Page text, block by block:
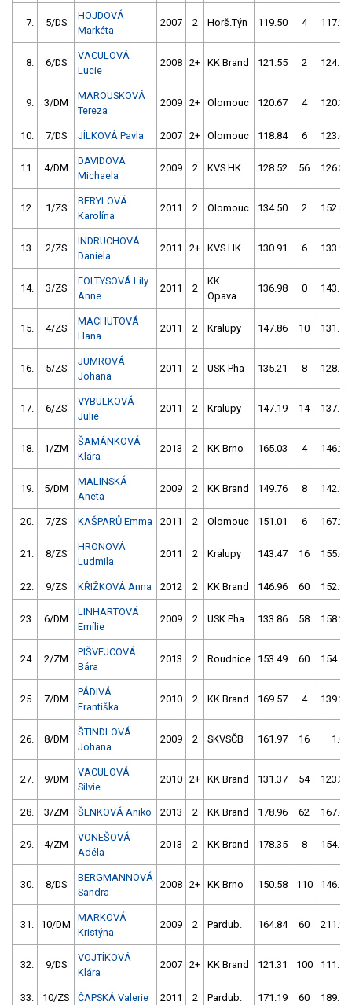
7. 5/DS
HOJDOVÁ
Markéta
2007 2 Horš.Týn 119.50 4 117.88
8. 6/DS
VACULOVÁ
Lucie
2008 2+ KK Brand 121.55 2 124.47
9. 3/DM
MAROUSKOVÁ
Tereza
2009 2+ Olomouc 120.67 4 120.30
10. 7/DS JÍLKOVÁ Pavla 2007 2+ Olomouc 118.84 6 123.68
11. 4/DM
DAVIDOVÁ
Michaela
2009 2 KVS HK 128.52 56 126.39
12. 1/ZS
BERYLOVÁ
Karolína
2011 2 Olomouc 134.50 2 152.84
13. 2/ZS
INDRUCHOVÁ
Daniela
2011 2+ KVS HK 130.91 6 133.98
14. 3/ZS
FOLTYSOVÁ Lily
Anne
2011 2
KK
Opava
136.98 0 143.52
15. 4/ZS
MACHUTOVÁ
Hana
2011 2 Kralupy 147.86 10 131.73
16. 5/ZS
JUMROVÁ
Johana
2011 2 USK Pha 135.21 8 128.16
17. 6/ZS
VYBULKOVÁ
Julie
2011 2 Kralupy 147.19 14 137.54
18. 1/ZM
ŠAMÁNKOVÁ
Klára
2013 2 KK Brno 165.03 4 146.26
19. 5/DM
MALINSKÁ
Aneta
2009 2 KK Brand 149.76 8 142.94
20. 7/ZS KAŠPARŮ Emma 2011 2 Olomouc 151.01 6 167.27
21. 8/ZS
HRONOVÁ
Ludmila
2011 2 Kralupy 143.47 16 155.67
22. 9/ZS KŘIŽKOVÁ Anna 2012 2 KK Brand 146.96 60 152.97
23. 6/DM
LINHARTOVÁ
Emílie
2009 2 USK Pha 133.86 58 158.26
24. 2/ZM
PIŠVEJCOVÁ
Bára
2013 2 Roudnice 153.49 60 154.54
25. 7/DM
PÁDIVÁ
Františka
2010 2 KK Brand 169.57 4 139.23
26. 8/DM
ŠTINDLOVÁ
Johana
2009 2 SKVSČB 161.97 16 1.00
27. 9/DM
VACULOVÁ
Silvie
2010 2+ KK Brand 131.37 54 123.38
28. 3/ZM ŠENKOVÁ Aniko 2013 2 KK Brand 178.96 62 167.62
29. 4/ZM
VONEŠOVÁ
Adéla
2013 2 KK Brand 178.35 8 154.11
30. 8/DS
BERGMANNOVÁ
Sandra
2008 2+ KK Brno 150.58 110 146.15
31. 10/DM
MARKOVÁ
Kristýna
2009 2 Pardub. 164.84 60 211.98
32. 9/DS
VOJTÍKOVÁ
Klára
2007 2+ KK Brand 121.31 100 111.51
33. 10/ZS ČAPSKÁ Valerie 2011 2 Pardub. 171.19 60 189.47